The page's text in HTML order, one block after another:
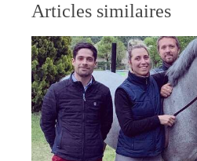
Articles similaires